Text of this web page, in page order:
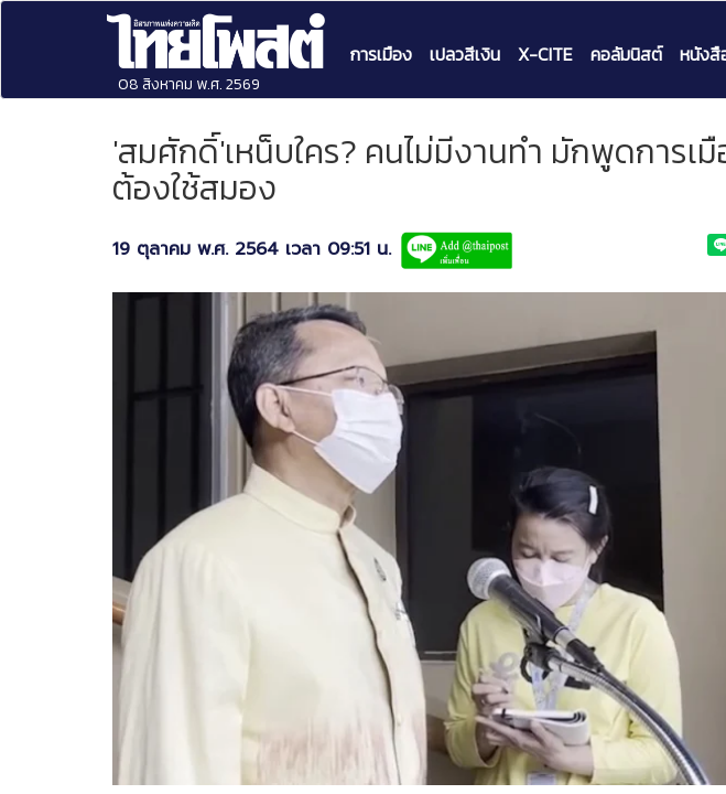
08 สิงหาคม พ.ศ. 2569
การเมือง เปลวสีเงิน X-CITE คอลัมนิสต์ หนัง
'สมศักดิ์'เหน็บใคร? คนไม่มีงานทำ มักพูดการเมื
ต้องใช้สมอง
19 ตุลาคม พ.ศ. 2564 เวลา 09:51 น.